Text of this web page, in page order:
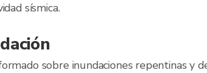
sísmica.
sobre inundaciones repentinas y